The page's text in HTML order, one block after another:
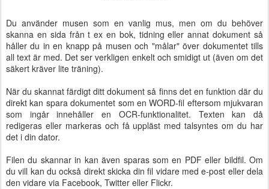
Du använder musen som en vanlig mus, men om du behöver
skanna en sida från t ex en bok, tidning eller annat dokument så
håller du in en knapp på musen och "målar" över dokumentet tills
all text är med. Det ser verkligen enkelt och smidigt ut (även om det
säkert kräver lite träning).
När du skannat färdigt ditt dokument så finns det en funktion där du
direkt kan spara dokumentet som en WORD-fil eftersom mjukvaran
som ingår innehåller en OCR-funktionalitet. Texten kan då
redigeras eller markeras och få uppläst med talsyntes om du har
det i din dator.
Filen du skannar in kan även sparas som en PDF eller bildfil. Om
du vill kan du också direkt skicka din fil vidare med e-post eller dela
den vidare via Facebook, Twitter eller Flickr.